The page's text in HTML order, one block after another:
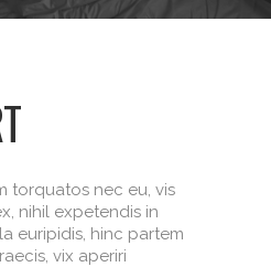
torquatos nec eu, vis
nihil expetendis in
euripidis, hinc partem
vix aperiri